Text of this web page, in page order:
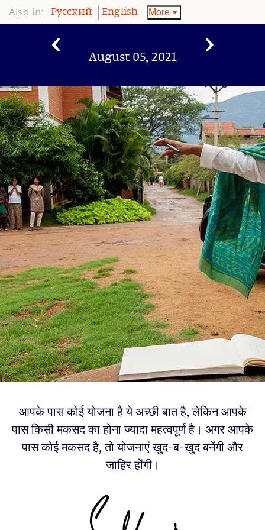
Also in: Pусский English More
August 05, 2021
आपके पास कोई योजना है ये अच्छी बात है, लेकिन आपके
पास किसी मकसद का होना ज्यादा महत्वपूर्ण है। अगर आपके
पास कोई मकसद है, तो योजनाएं खुद-ब-खुद बनेंगी और
जाहिर होंगी।